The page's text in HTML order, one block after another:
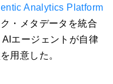
Analytics Platform
・メタデータを統合
エージェントが自律
用意した。